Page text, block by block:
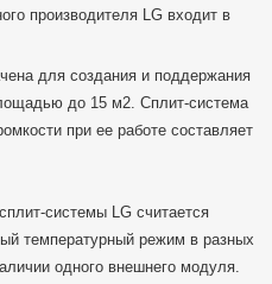
производителя LG входит в
для создания и поддержания
до 15 м2. Сплит-система
при ее работе составляет
системы LG считается
температурный режим в разных
одного внешнего модуля.